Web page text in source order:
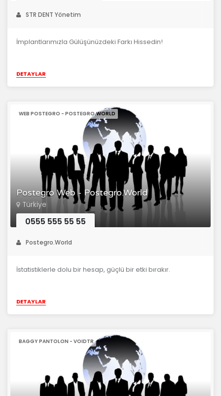
STR DENT Yönetim
İmplantlarımızla Gülüşünüzdeki Farkı Hissedin!
DETAYLAR
Postegro Web - Postegro.World
WEB POSTEGRO - POSTEGRO.WORLD
Türkiye
0555 555 55 55
Postegro.World
İstatistiklerle dolu bir hesap, güçlü bir etki bırakır.
DETAYLAR
BAGGY PANTOLON - VOIDTR